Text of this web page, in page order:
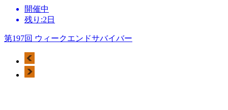
開催中
残り:2日
第197回 ウィークエンドサバイバー